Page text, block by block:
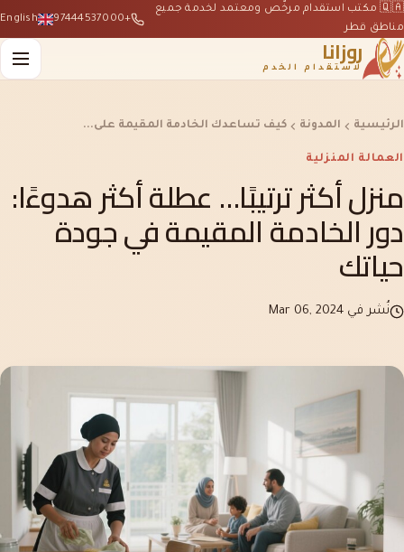
🇶🇦 مكتب استقدام مرخّص ومعتمد لخدمة جميع
مناطق قطر
+97444537000
English
روزانا
لاستقدام الخدم
الرئيسية المدونة كيف تساعدك الخادمة المقيمة على...
العمالة المنزلية
منزل أكثر ترتيبًا… عطلة أكثر هدوءًا:
دور الخادمة المقيمة في جودة
حياتك
نُشر في Mar 06, 2024